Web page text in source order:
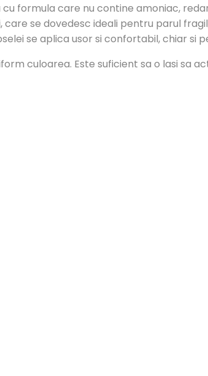
formula care nu contine amoniac,
se dovedesc ideali pentru parul
se aplica usor si confortabil, chiar si
culoarea. Este suficient sa o lasi sa